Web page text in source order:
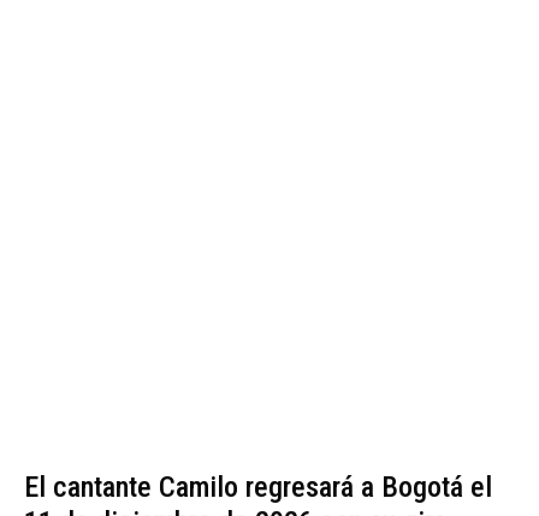
El cantante Camilo regresará a Bogotá el